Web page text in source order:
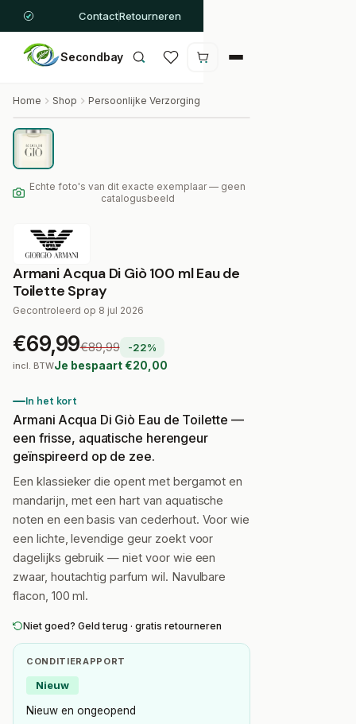
ContactRetourneren
Secondbay
Winkelwagen is leeg
Home Shop Persoonlijke Verzorging
Echte foto's van dit exacte exemplaar — geen
catalogusbeeld
Armani Acqua Di Giò 100 ml Eau de
Toilette Spray
Gecontroleerd op 8 jul 2026
€69,99€89,99 -22%
incl. BTWJe bespaart €20,00
In het kort
Armani Acqua Di Giò Eau de Toilette —
een frisse, aquatische herengeur
geïnspireerd op de zee.
Een klassieker die opent met bergamot en
mandarijn, met een hart van aquatische
noten en een basis van cederhout. Voor wie
een lichte, levendige geur zoekt voor
dagelijks gebruik — niet voor wie een
zwaar, houtachtig parfum wil. Navulbare
flacon, 100 ml.
Niet goed? Geld terug · gratis retourneren
CONDITIERAPPORT
Nieuw
Nieuw en ongeopend